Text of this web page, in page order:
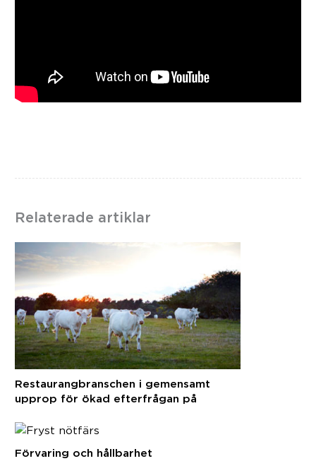
Relaterade artiklar
Restaurangbranschen i gemensamt
upprop för ökad efterfrågan på
Förvaring och hållbarhet